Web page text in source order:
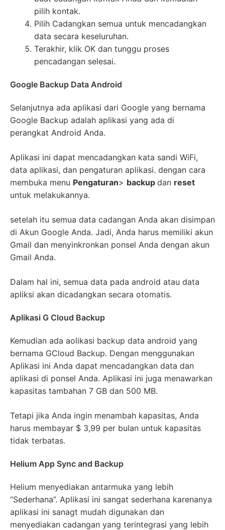
pilih kontak.
Pilih Cadangkan semua untuk mencadangkan
data secara keseluruhan.
Terakhir, klik OK dan tunggu proses
pencadangan selesai.
Google Backup Data Android
Selanjutnya ada aplikasi dari Google yang bernama
Google Backup adalah aplikasi yang ada di
perangkat Android Anda.
Aplikasi ini dapat mencadangkan kata sandi WiFi,
data aplikasi, dan pengaturan aplikasi. dengan cara
membuka menu Pengaturan> backup dan reset
untuk melakukannya.
setelah itu semua data cadangan Anda akan disimpan
di Akun Google Anda. Jadi, Anda harus memiliki akun
Gmail dan menyinkronkan ponsel Anda dengan akun
Gmail Anda.
Dalam hal ini, semua data pada android atau data
apliksi akan dicadangkan secara otomatis.
Aplikasi G Cloud Backup
Kemudian ada aolikasi backup data android yang
bernama GCloud Backup. Dengan menggunakan
Aplikasi ini Anda dapat mencadangkan data dan
aplikasi di ponsel Anda. Aplikasi ini juga menawarkan
kapasitas tambahan 7 GB dan 500 MB.
Tetapi jika Anda ingin menambah kapasitas, Anda
harus membayar $ 3,99 per bulan untuk kapasitas
tidak terbatas.
Helium App Sync and Backup
Helium menyediakan antarmuka yang lebih
“Sederhana”. Aplikasi ini sangat sederhana karenanya
aplikasi ini sanagt mudah digunakan dan
menyediakan cadangan yang terintegrasi yang lebih